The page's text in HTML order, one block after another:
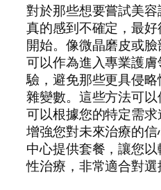
對於那些想要嘗試美
真的感到不確定，最
開始。像微晶磨皮或臉
可以作為進入專業護
驗，避免那些更具侵
雜變數。這些方法可
可以根據您的特定需
增強您對未來治療的
中心提供套餐，讓您
性治療，非常適合對選